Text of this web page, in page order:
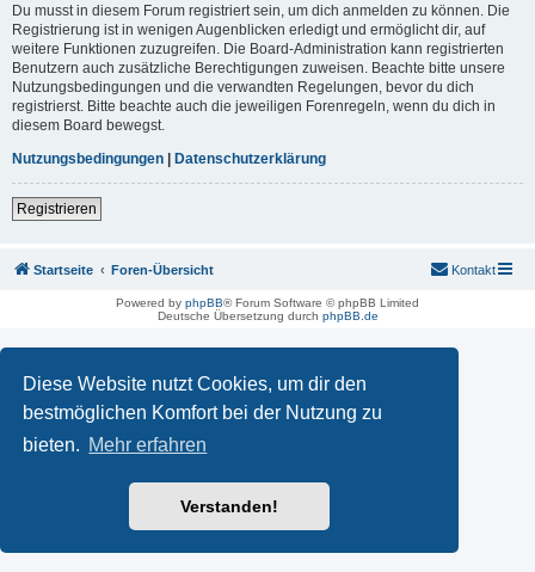
Diese Website nutzt Cookies, um dir den
bestmöglichen Komfort bei der Nutzung zu
bieten. Mehr erfahren
Verstanden!
Du musst in diesem Forum registriert sein, um dich anmelden zu können. Die
Registrierung ist in wenigen Augenblicken erledigt und ermöglicht dir, auf
weitere Funktionen zuzugreifen. Die Board-Administration kann registrierten
Benutzern auch zusätzliche Berechtigungen zuweisen. Beachte bitte unsere
Nutzungsbedingungen und die verwandten Regelungen, bevor du dich
registrierst. Bitte beachte auch die jeweiligen Forenregeln, wenn du dich in
diesem Board bewegst.
Nutzungsbedingungen | Datenschutzerklärung
Registrieren
Startseite Foren-Übersicht Kontakt
Powered by phpBB® Forum Software © phpBB Limited
Deutsche Übersetzung durch phpBB.de